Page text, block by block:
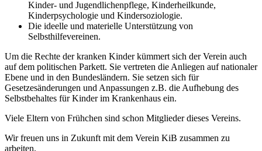
Kinder- und Jugendlichenpflege, Kinderheilkunde,
Kinderpsychologie und Kindersoziologie.
Die ideelle und materielle Unterstützung von
Selbsthilfevereinen.
Um die Rechte der kranken Kinder kümmert sich der Verein auch
auf dem politischen Parkett. Sie vertreten die Anliegen auf nationaler
Ebene und in den Bundesländern. Sie setzen sich für
Gesetzesänderungen und Anpassungen z.B. die Aufhebung des
Selbstbehaltes für Kinder im Krankenhaus ein.
Viele Eltern von Frühchen sind schon Mitglieder dieses Vereins.
Wir freuen uns in Zukunft mit dem Verein KiB zusammen zu
arbeiten.